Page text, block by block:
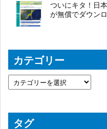
ついにキタ！日
が無償でダウン
カテゴリー
タグ